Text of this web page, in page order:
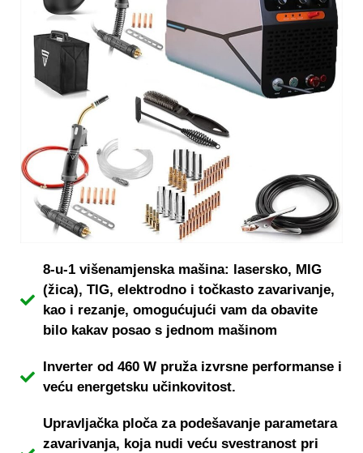
8-u-1 višenamjenska mašina: lasersko, MIG
(žica), TIG, elektrodno i točkasto zavarivanje,
kao i rezanje, omogućujući vam da obavite
bilo kakav posao s jednom mašinom
Inverter od 460 W pruža izvrsne performanse i
veću energetsku učinkovitost.
Upravljačka ploča za podešavanje parametara
zavarivanja, koja nudi veću svestranost pri